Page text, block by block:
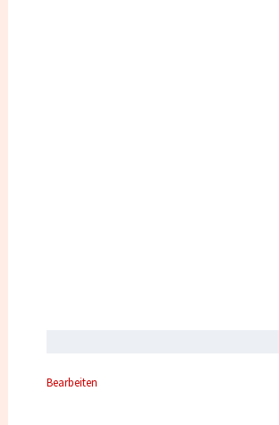
Bearbeiten